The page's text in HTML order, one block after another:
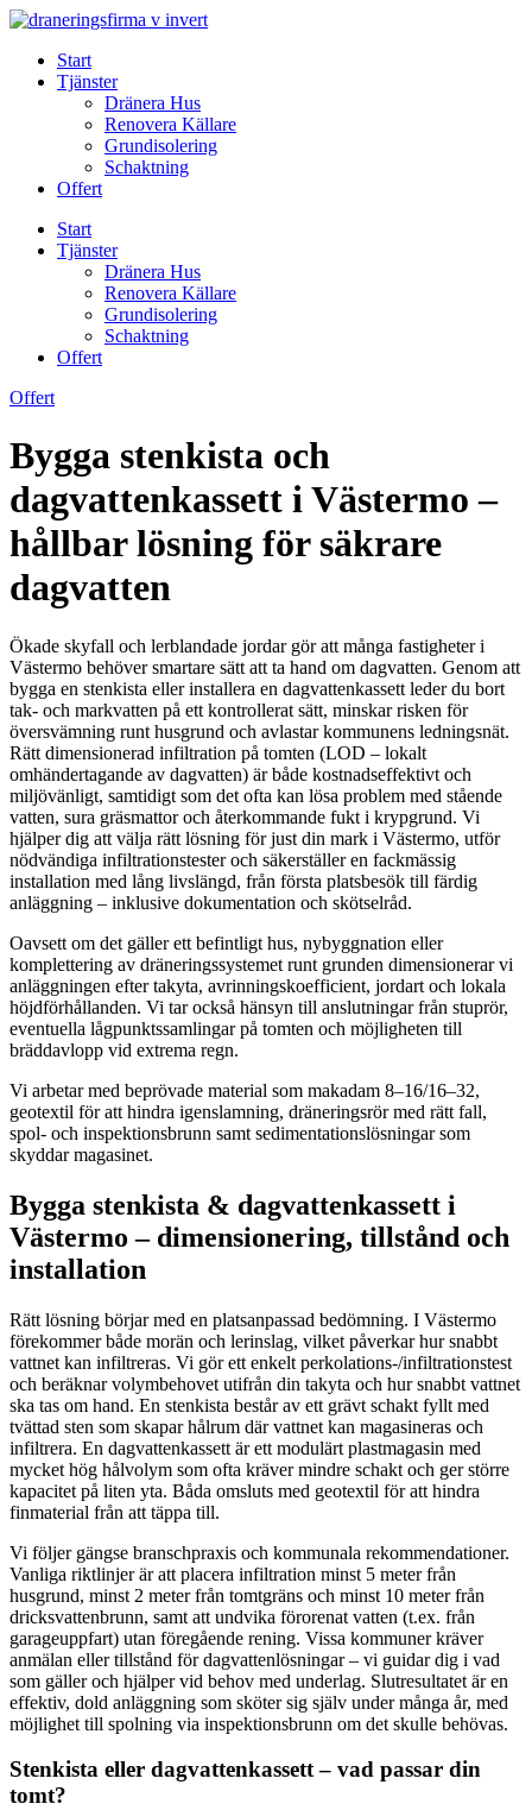
Skip
contentStart
Tjänster
Dränera Hus
Renovera Källare
Grundisolering
Schaktning
Offert
Start
Tjänster
Dränera Hus
Renovera Källare
Grundisolering
Schaktning
Offert
Offert
Bygga stenkista och
dagvattenkassett i Västermo –
hållbar lösning för säkrare
dagvatten
Ökade skyfall och lerblandade jordar gör att många fastigheter i
Västermo behöver smartare sätt att ta hand om dagvatten. Genom att
bygga en stenkista eller installera en dagvattenkassett leder du bort
tak- och markvatten på ett kontrollerat sätt, minskar risken för
översvämning runt husgrund och avlastar kommunens ledningsnät.
Rätt dimensionerad infiltration på tomten (LOD – lokalt
omhändertagande av dagvatten) är både kostnadseffektivt och
miljövänligt, samtidigt som det ofta kan lösa problem med stående
vatten, sura gräsmattor och återkommande fukt i krypgrund. Vi
hjälper dig att välja rätt lösning för just din mark i Västermo, utför
nödvändiga infiltrationstester och säkerställer en fackmässig
installation med lång livslängd, från första platsbesök till färdig
anläggning – inklusive dokumentation och skötselråd.
Oavsett om det gäller ett befintligt hus, nybyggnation eller
komplettering av dräneringssystemet runt grunden dimensionerar vi
anläggningen efter takyta, avrinningskoefficient, jordart och lokala
höjdförhållanden. Vi tar också hänsyn till anslutningar från stuprör,
eventuella lågpunktssamlingar på tomten och möjligheten till
bräddavlopp vid extrema regn.
Vi arbetar med beprövade material som makadam 8–16/16–32,
geotextil för att hindra igenslamning, dräneringsrör med rätt fall,
spol- och inspektionsbrunn samt sedimentationslösningar som
skyddar magasinet.
Bygga stenkista & dagvattenkassett i
Västermo – dimensionering, tillstånd och
installation
Rätt lösning börjar med en platsanpassad bedömning. I Västermo
förekommer både morän och lerinslag, vilket påverkar hur snabbt
vattnet kan infiltreras. Vi gör ett enkelt perkolations-/infiltrationstest
och beräknar volymbehovet utifrån din takyta och hur snabbt vattnet
ska tas om hand. En stenkista består av ett grävt schakt fyllt med
tvättad sten som skapar hålrum där vattnet kan magasineras och
infiltrera. En dagvattenkassett är ett modulärt plastmagasin med
mycket hög hålvolym som ofta kräver mindre schakt och ger större
kapacitet på liten yta. Båda omsluts med geotextil för att hindra
finmaterial från att täppa till.
Vi följer gängse branschpraxis och kommunala rekommendationer.
Vanliga riktlinjer är att placera infiltration minst 5 meter från
husgrund, minst 2 meter från tomtgräns och minst 10 meter från
dricksvattenbrunn, samt att undvika förorenat vatten (t.ex. från
garageuppfart) utan föregående rening. Vissa kommuner kräver
anmälan eller tillstånd för dagvattenlösningar – vi guidar dig i vad
som gäller och hjälper vid behov med underlag. Slutresultatet är en
effektiv, dold anläggning som sköter sig själv under många år, med
möjlighet till spolning via inspektionsbrunn om det skulle behövas.
Stenkista eller dagvattenkassett – vad passar din
tomt?